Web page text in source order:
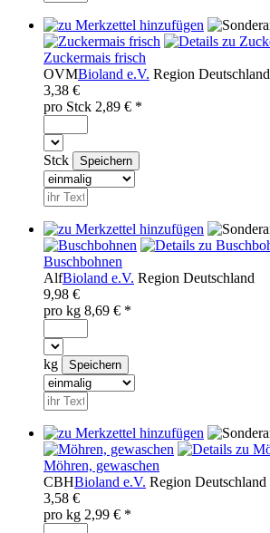
Zuckermais frisch
OVMBioland e.V. Region Deutschland
3,38 €
pro Stck 2,89 € *
Stck
Buschbohnen
AlfBioland e.V. Region Deutschland
9,98 €
pro kg 8,69 € *
kg
Möhren, gewaschen
CBHBioland e.V. Region Deutschland
3,58 €
pro kg 2,99 € *